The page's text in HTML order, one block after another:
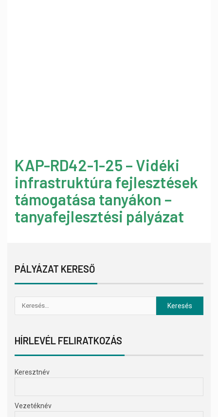
KAP-RD42-1-25 – Vidéki
infrastruktúra fejlesztések
támogatása tanyákon –
tanyafejlesztési pályázat
PÁLYÁZAT KERESŐ
HÍRLEVÉL FELIRATKOZÁS
Keresztnév
Vezetéknév